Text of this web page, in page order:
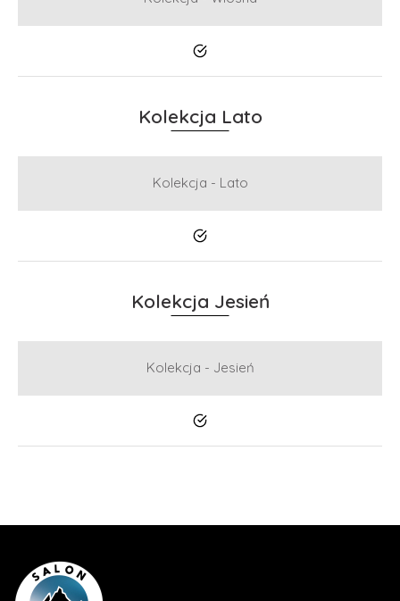
Tak
Kolekcja Lato
Kolekcja - Lato
Tak
Kolekcja Jesień
Kolekcja - Jesień
Tak